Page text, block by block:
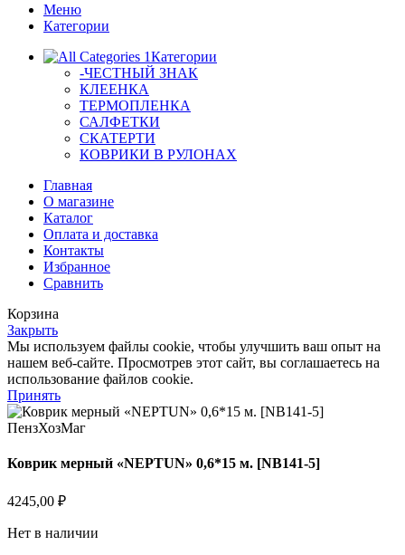
Меню
Категории
Категории
-ЧЕСТНЫЙ ЗНАК
КЛЕЕНКА
ТЕРМОПЛЕНКА
САЛФЕТКИ
СКАТЕРТИ
КОВРИКИ В РУЛОНАХ
Главная
О магазине
Каталог
Оплата и доставка
Контакты
Избранное
Сравнить
Корзина
Закрыть
Мы используем файлы cookie, чтобы улучшить ваш опыт на
нашем веб-сайте. Просмотрев этот сайт, вы соглашаетесь на
использование файлов cookie.
Принять
Коврик мерный «NEPTUN» 0,6*15 м. [NB141-5]
4245,00 ₽
Нет в наличии